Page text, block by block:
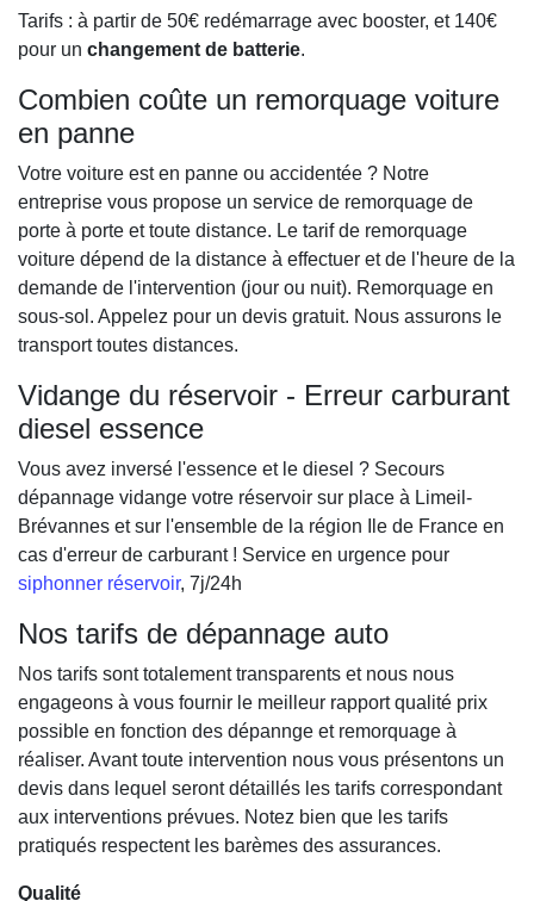
Tarifs : à partir de 50€ redémarrage avec booster, et 140€
pour un changement de batterie.
Combien coûte un remorquage voiture
en panne
Votre voiture est en panne ou accidentée ? Notre
entreprise vous propose un service de remorquage de
porte à porte et toute distance. Le tarif de remorquage
voiture dépend de la distance à effectuer et de l'heure de la
demande de l'intervention (jour ou nuit). Remorquage en
sous-sol. Appelez pour un devis gratuit. Nous assurons le
transport toutes distances.
Vidange du réservoir - Erreur carburant
diesel essence
Vous avez inversé l'essence et le diesel ? Secours
dépannage vidange votre réservoir sur place à Limeil-
Brévannes et sur l'ensemble de la région Ile de France en
cas d'erreur de carburant ! Service en urgence pour
siphonner réservoir, 7j/24h
Nos tarifs de dépannage auto
Nos tarifs sont totalement transparents et nous nous
engageons à vous fournir le meilleur rapport qualité prix
possible en fonction des dépannge et remorquage à
réaliser. Avant toute intervention nous vous présentons un
devis dans lequel seront détaillés les tarifs correspondant
aux interventions prévues. Notez bien que les tarifs
pratiqués respectent les barèmes des assurances.
Qualité